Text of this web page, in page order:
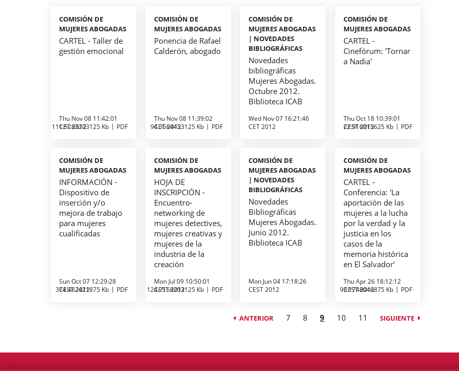
COMISIÓN DE
MUJERES ABOGADAS
CARTEL - Taller de
gestión emocional
Thu Nov 08 11:42:01
CET 2012
111.5283203125 Kb PDF
COMISIÓN DE
MUJERES ABOGADAS
Ponencia de Rafael
Calderón, abogado
Thu Nov 08 11:39:02
CET 2012
94.3564453125 Kb PDF
COMISIÓN DE
MUJERES ABOGADAS
| NOVEDADES
BIBLIOGRÁFICAS
Novedades
bibliográficas
Mujeres Abogadas.
Octubre 2012.
Biblioteca ICAB
Wed Nov 07 16:21:46
CET 2012
COMISIÓN DE
MUJERES ABOGADAS
CARTEL -
Cinefórum: 'Tornar
a Nadia'
Thu Oct 18 10:39:01
CEST 2012
22.916015625 Kb PDF
COMISIÓN DE
MUJERES ABOGADAS
INFORMACIÓN -
Dispositivo de
inserción y/o
mejora de trabajo
para mujeres
cualificadas
Sun Oct 07 12:29:28
CEST 2012
374.482421875 Kb PDF
COMISIÓN DE
MUJERES ABOGADAS
HOJA DE
INSCRIPCIÓN -
Encuentro-
networking de
mujeres detectives,
mujeres creativas y
mujeres de la
industria de la
creación
Mon Jul 09 10:50:01
CEST 2012
124.7158203125 Kb PDF
COMISIÓN DE
MUJERES ABOGADAS
| NOVEDADES
BIBLIOGRÁFICAS
Novedades
Bibliográficas
Mujeres Abogadas.
Junio 2012.
Biblioteca ICAB
Mon Jun 04 17:18:26
CEST 2012
COMISIÓN DE
MUJERES ABOGADAS
CARTEL -
Conferencia: 'La
aportación de las
mujeres a la lucha
por la verdad y la
justicia en los
casos de la
memoria histórica
en El Salvador'
Thu Apr 26 18:12:12
CEST 2012
93.1748046875 Kb PDF
ANTERIOR 7 8 9 10 11 SIGUIENTE